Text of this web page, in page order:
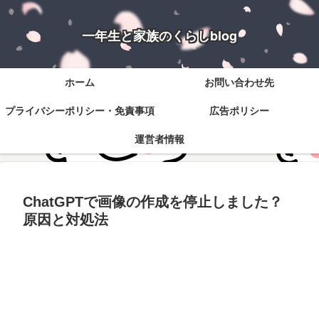
一年生と家族のくらしblog
ホーム お問い合わせ先
プライバシーポリシー・免責事項 広告ポリシー
運営者情報
ChatGPTで画像の作成を停止しました？
原因と対処法